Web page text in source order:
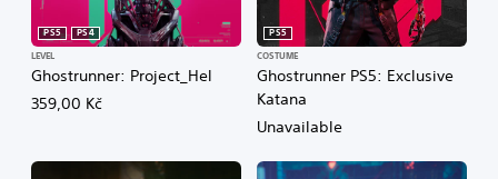
Ghostrunner: Project_Hel
PS5
PS4
LEVEL
359,00 Kč
Ghostrunner PS5: Exclusive
Katana
PS5
COSTUME
Unavailable